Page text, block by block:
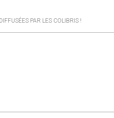
PAR LES COLIBRIS !